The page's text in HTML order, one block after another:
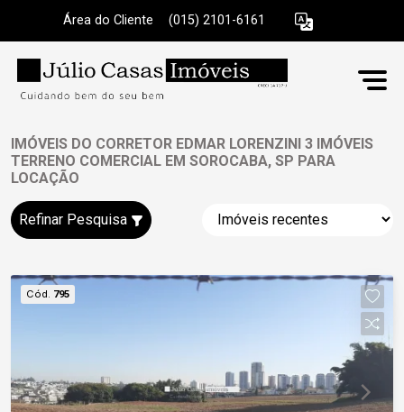
Área do Cliente (015) 2101-6161
IMÓVEIS DO CORRETOR EDMAR LORENZINI 3 IMÓVEIS
TERRENO COMERCIAL EM SOROCABA, SP PARA
LOCAÇÃO
Refinar Pesquisa
Cód. 795